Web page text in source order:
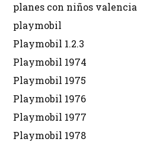
planes con niños valencia
playmobil
Playmobil 1.2.3
Playmobil 1974
Playmobil 1975
Playmobil 1976
Playmobil 1977
Playmobil 1978